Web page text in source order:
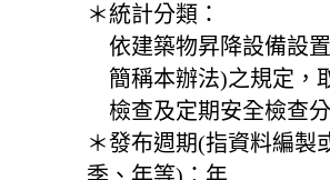
＊統計分類：
依建築物昇降設備設
簡稱本辦法)之規定，
檢查及定期安全檢查
＊發布週期(指資料編製